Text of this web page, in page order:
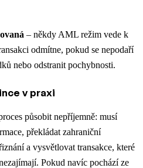
– někdy AML režim vede k
odmítne, pokud se nepodaří
nebo odstranit pochybnosti.
v praxi
působit nepříjemně: musí
překládat zahraniční
a vysvětlovat transakce, které
Pokud navíc pochází ze